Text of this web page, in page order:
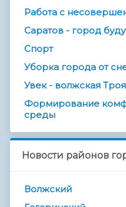
Работа с
Саратов - город
Спорт
Уборка города от
Увек - волжская Троя
Формирование
среды
Новости районов
Волжский